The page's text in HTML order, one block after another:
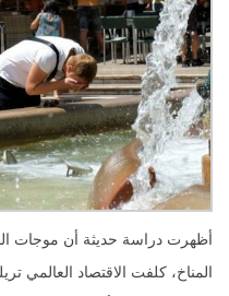
أظهرت دراسة حديثة أن موجات
المناخ، كلفت الاقتصاد العالمي